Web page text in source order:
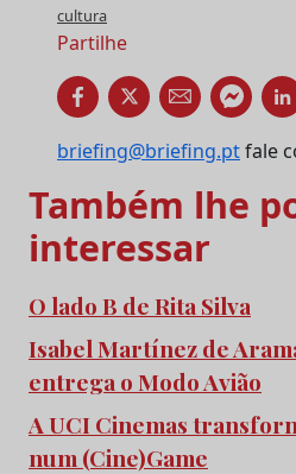
cultura
Partilhe
briefing@briefing.ptfale
Também lhe
interessar
O lado B de Rita Silva
Isabel Martínez de
entrega o Modo Avião
A UCI Cinemas
num (Cine)Game